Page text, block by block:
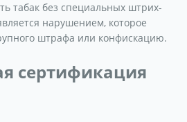
табак без специальных штрих-
нарушением, которое
штрафа или конфискацию.
сертификация